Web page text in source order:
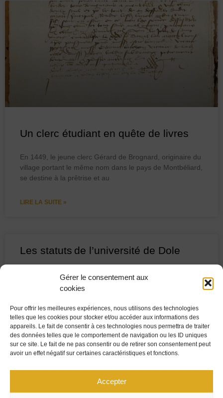
Gérer le consentement aux
cookies
Pour offrir les meilleures expériences, nous utilisons des technologies
telles que les cookies pour stocker et/ou accéder aux informations des
appareils. Le fait de consentir à ces technologies nous permettra de traiter
des données telles que le comportement de navigation ou les ID uniques
sur ce site. Le fait de ne pas consentir ou de retirer son consentement peut
avoir un effet négatif sur certaines caractéristiques et fonctions.
Accepter
Un clerc étudiant en quête de livres
En 1449, le jeune clerc Gérard de Brognard, originaire du
village portant le même nom dans le pays de Montbéliard,
se destine à la prêtrise et au
LIRE LA SUITE »
Les statuts de l’université de Dole
Pour les universités anciennes, les statuts sont d’une
importance vitale. Ces universités sont, en effet,
pas, ou peu,
LIRE LA SUITE »